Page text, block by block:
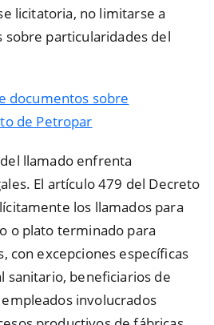
licitatoria, no limitarse a
sobre particularidades del
documentos sobre
de Petropar
llamado enfrenta
El artículo 479 del Decreto
los llamados para
o plato terminado para
con excepciones específicas
sanitario, beneficiarios de
involucrados